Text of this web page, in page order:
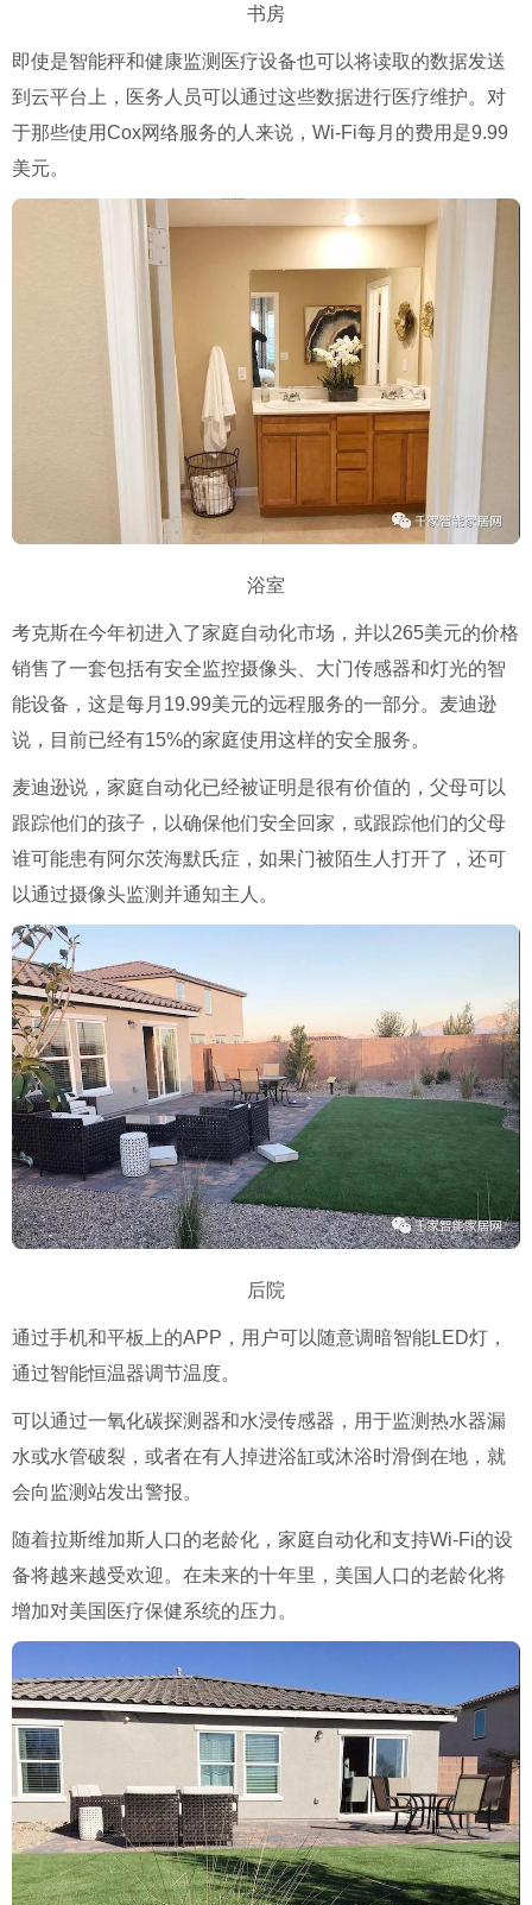
书房
即使是智能秤和健康监测医疗设备也可以将读取的数据发送
到云平台上，医务人员可以通过这些数据进行医疗维护。对
于那些使用Cox网络服务的人来说，Wi-Fi每月的费用是9.99
美元。
浴室
考克斯在今年初进入了家庭自动化市场，并以265美元的价格
销售了一套包括有安全监控摄像头、大门传感器和灯光的智
能设备，这是每月19.99美元的远程服务的一部分。麦迪逊
说，目前已经有15%的家庭使用这样的安全服务。
麦迪逊说，家庭自动化已经被证明是很有价值的，父母可以
跟踪他们的孩子，以确保他们安全回家，或跟踪他们的父母
谁可能患有阿尔茨海默氏症，如果门被陌生人打开了，还可
以通过摄像头监测并通知主人。
后院
通过手机和平板上的APP，用户可以随意调暗智能LED灯，
通过智能恒温器调节温度。
可以通过一氧化碳探测器和水浸传感器，用于监测热水器漏
水或水管破裂，或者在有人掉进浴缸或沐浴时滑倒在地，就
会向监测站发出警报。
随着拉斯维加斯人口的老龄化，家庭自动化和支持Wi-Fi的设
备将越来越受欢迎。在未来的十年里，美国人口的老龄化将
增加对美国医疗保健系统的压力。